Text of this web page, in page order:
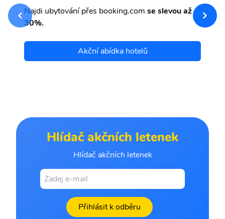
Najdi ubytování přes booking.com se slevou až
30%.
Akční abídka hotelů
Hlídač akčních letenek
Hlídač akčních letenek
Přihlásit k odběru